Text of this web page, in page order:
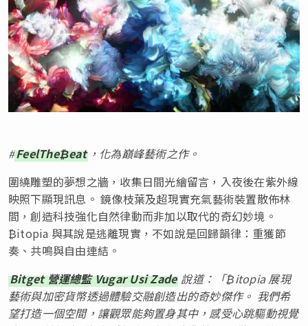
#FeelThe₿eat，化為巔峰藝術之作。
圍繞雕塑的夢想之牆，收集日間光繪留言，入夜後在紫外線
映照下顯現訊息。 鏡像枝葉及超現實充氣藝術裝置散佈林
間，創造科技強化自然律動而非加以取代的奇幻妙境。
₿itopia 與其說是逃離現實，不如說是回歸韻律：重獲節
奏、共鳴與自由連結。
Bitget 營運總監 Vugar Usi Zade 說道：「₿itopia 展現
藝術與加密貨幣透過體驗交融創造出的奇妙傑作。 我們希
望打造一個空間，讓觀眾能夠置身其中，感受心跳驅動視覺